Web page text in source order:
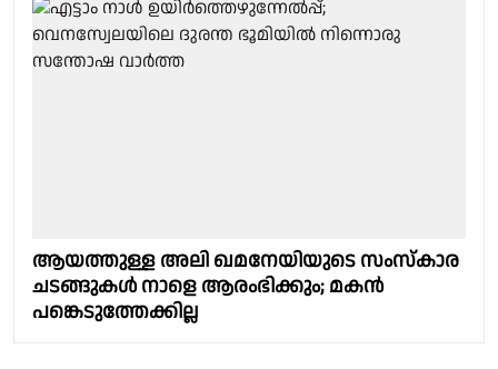
ആയത്തുള്ള അലി ഖമനേയിയുടെ സംസ്‌കാര
ചടങ്ങുകള്‍ നാളെ ആരംഭിക്കും; മകന്‍
പങ്കെടുത്തേക്കില്ല